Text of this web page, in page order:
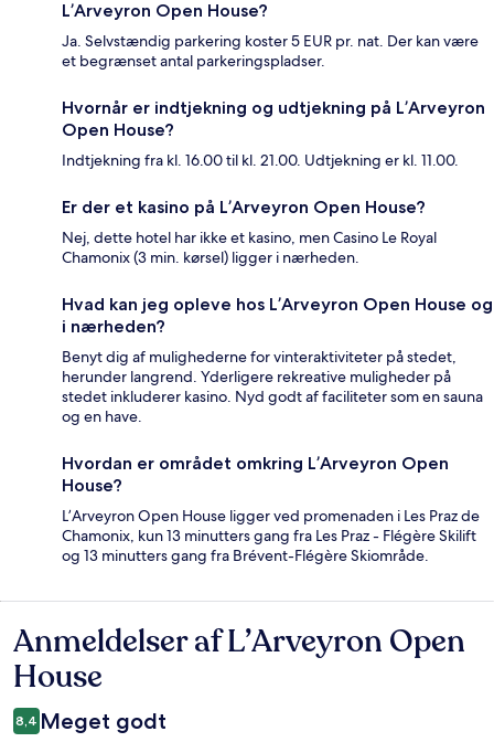
L’Arveyron Open House?
Ja. Selvstændig parkering koster 5 EUR pr. nat. Der kan være
et begrænset antal parkeringspladser.
Hvornår er indtjekning og udtjekning på L’Arveyron
Open House?
Indtjekning fra kl. 16.00 til kl. 21.00. Udtjekning er kl. 11.00.
Er der et kasino på L’Arveyron Open House?
Nej, dette hotel har ikke et kasino, men Casino Le Royal
Chamonix (3 min. kørsel) ligger i nærheden.
Hvad kan jeg opleve hos L’Arveyron Open House og
i nærheden?
Benyt dig af mulighederne for vinteraktiviteter på stedet,
herunder langrend. Yderligere rekreative muligheder på
stedet inkluderer kasino. Nyd godt af faciliteter som en sauna
og en have.
Hvordan er området omkring L’Arveyron Open
House?
L’Arveyron Open House ligger ved promenaden i Les Praz de
Chamonix, kun 13 minutters gang fra Les Praz - Flégère Skilift
og 13 minutters gang fra Brévent-Flégère Skiområde.
Anmeldelser
Anmeldelser af L’Arveyron Open
House
8,4 Meget godt